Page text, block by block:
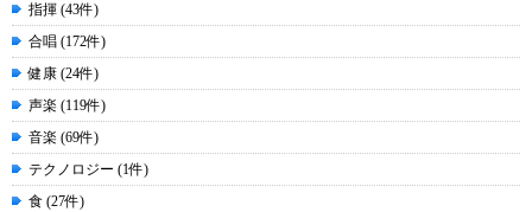
指揮 (43件)
合唱 (172件)
健康 (24件)
声楽 (119件)
音楽 (69件)
テクノロジー (1件)
食 (27件)